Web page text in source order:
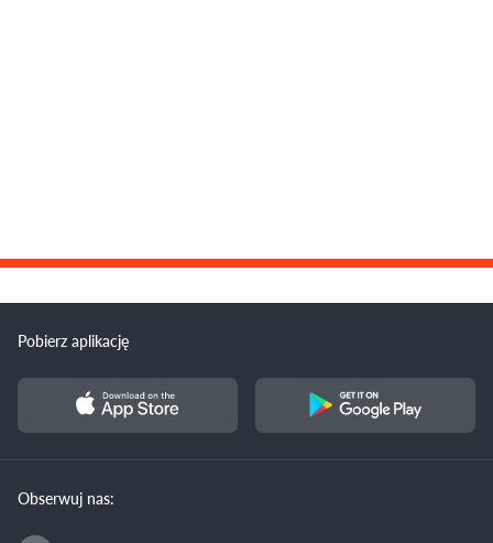
Pobierz aplikację
Obserwuj nas: